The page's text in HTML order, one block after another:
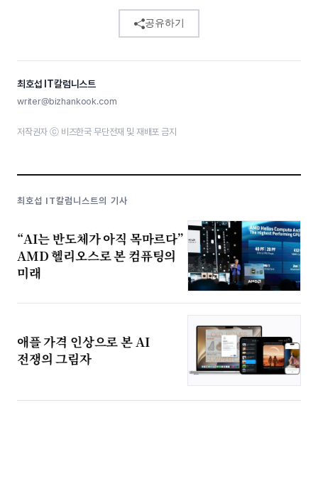
공유하기
최호섭 IT칼럼니스트
writer@bizhankook.com
저작권자 ⓒ 비즈한국 무단전재 및 재배포 금지
최호섭 IT칼럼니스트의 기사
“AI는 반도체가 아직 목마르다”
AMD 헬리오스로 본 컴퓨팅의
미래
애플 가격 인상으로 본 AI
전쟁의 그림자